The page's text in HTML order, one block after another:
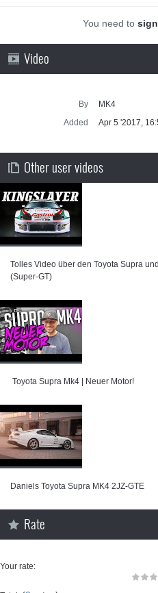
You need to
Video
By
MK4
Added
Apr 5 '2017,
Other user videos
Tolles Video über den Toyota Supra
(Super-GT)
⁣ Toyota Supra Mk4 | Neuer Motor!
⁣Daniels Toyota Supra MK4 2JZ-GTE
Rate
Your rate: